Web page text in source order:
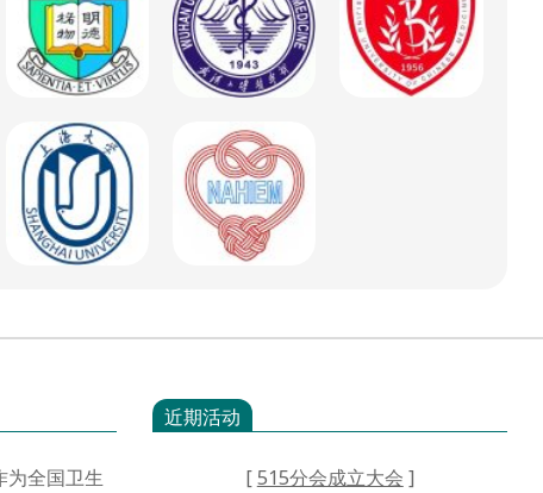
全国卫生
近期活动
[515分会成立大会 ]